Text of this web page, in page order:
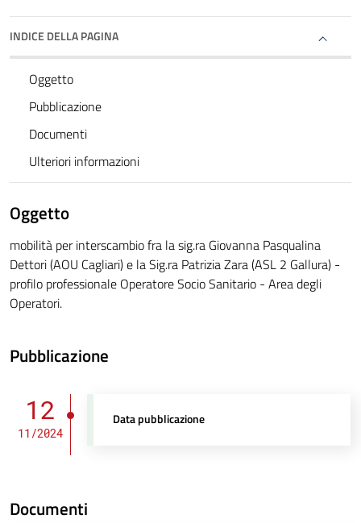
INDICE DELLA PAGINA
Oggetto
Pubblicazione
Documenti
Ulteriori informazioni
Oggetto
mobilità per interscambio fra la sig.ra Giovanna Pasqualina
Dettori (AOU Cagliari) e la Sig.ra Patrizia Zara (ASL 2 Gallura) -
profilo professionale Operatore Socio Sanitario - Area degli
Operatori.
Pubblicazione
12
11/2024
Data pubblicazione
Documenti